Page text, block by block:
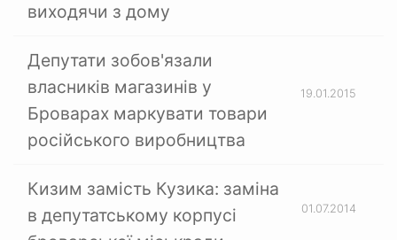
виходячи з дому
Депутати зобов'язали
власників магазинів у
Броварах маркувати товари
російського виробництва
19.01.2015
Кизим замість Кузика: заміна
в депутатському корпусі
01.07.2014